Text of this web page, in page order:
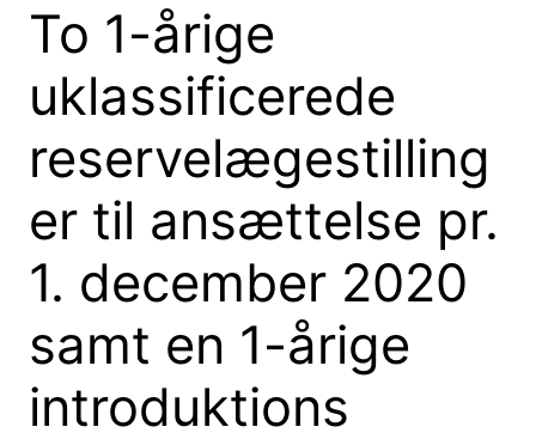
To 1-årige
uklassificerede
reservelægestilling
er til ansættelse pr.
1. december 2020
samt en 1-årige
introduktions